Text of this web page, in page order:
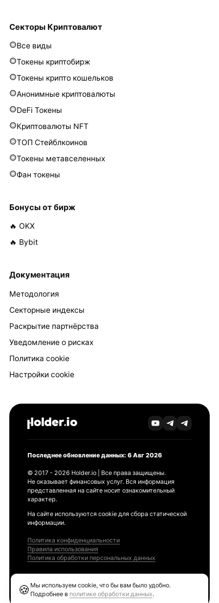
Секторы Криптовалют
Все виды
Токены криптобирж
Токены крипто кошельков
Анонимные криптовалюты
DeFi Токены
Криптовалюты NFT
ТОП Стейблкоинов
Токены метавселенных
Фан токены
Бонусы от бирж
🔥 OKX
🔥 Bybit
Документация
Методология
Секторные индексы
Раскрытие партнёрства
Уведомление о рисках
Политика cookie
Настройки cookie
Последнее обновление данных: 6 Авг 2026
© 2017 - 2026 Holder.io | Все права защищены.
Не оказывает финансовых услуг. Вся информация
представленная на сайте носит ознакомительный
характер.
На сайте используются cookie для сбора статической
информации.
Политика конфиденциальности
Правила использования
Политика обработки персональных данных
🍪 Мы используем cookie, что бы вам было удобно.
Подробнее в политике обработки данных.
Ethereum GAS Tracker